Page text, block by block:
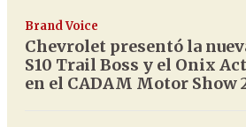
Brand Voice
Chevrolet presentó la
S10 Trail Boss y el Onix
en el CADAM Motor Show